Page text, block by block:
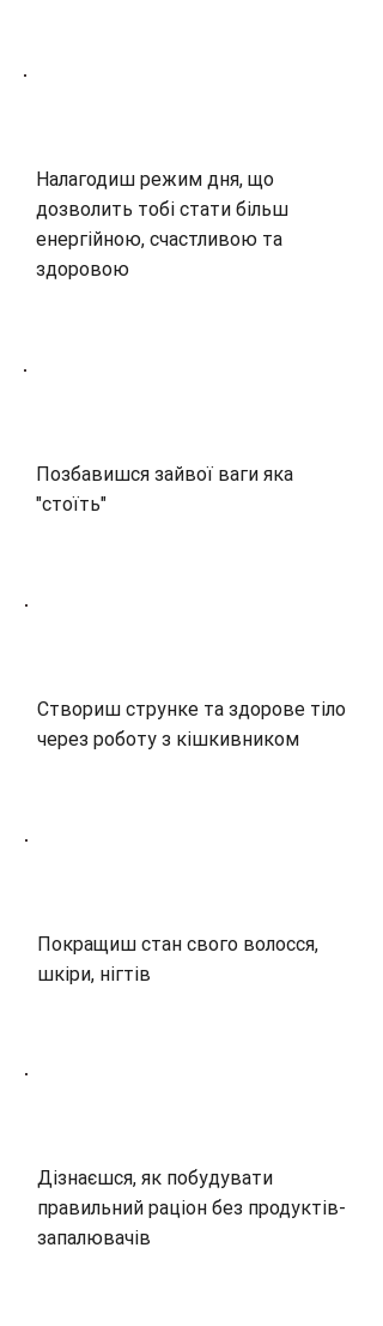
Налагодиш режим дня, що
дозволить тобі стати більш
енергійною, счастливою та
здоровою
Позбавишся зайвої ваги яка
"стоїть"
Створиш струнке та здорове тіло
через роботу з кішкивником
Покращиш стан свого волосся,
шкіри, нігтів
Дізнаєшся, як побудувати
правильний раціон без продуктів-
запалювачів